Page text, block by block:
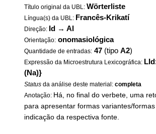
Título original da UBL:Wörterliste
Língua(s) da UBL: Francês-Krikatí
Direção: Id → Al
Orientação: onomasiológica
Quantidade de entradas: 47 (tipoA2)
Expressão da Microestrutura Lexicográfica:
(Na)}
Status da análise deste material:completa
Anotação: Há, no final do verbete, uma
para apresentar formas variantes/
indicação da respectiva fonte.